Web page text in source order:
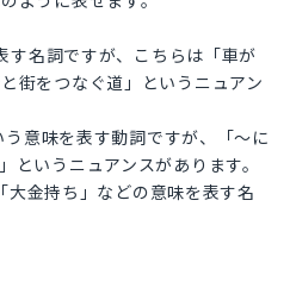
名詞ですが、こちらは「車が
街をつなぐ道」というニュアン
意味を表す動詞ですが、「〜に
というニュアンスがあります。
金持ち」などの意味を表す名